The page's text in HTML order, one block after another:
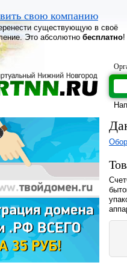
свою компанию
существующую в своё
Это абсолютно бесплатно!